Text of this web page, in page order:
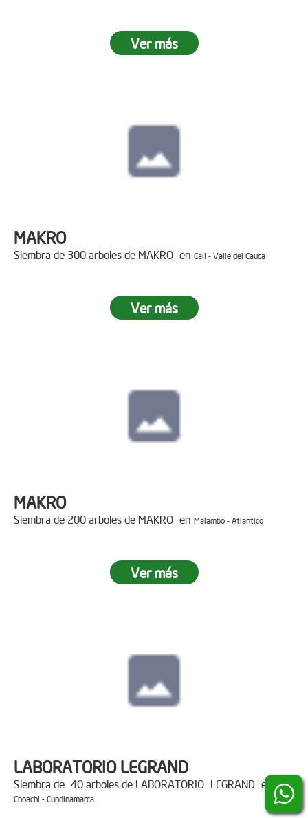
Ver más
MAKRO
Siembra de 300 arboles de MAKRO en Cali - Valle del Cauca
Ver más
MAKRO
Siembra de 200 arboles de MAKRO en Malambo - Atlantico
Ver más
LABORATORIO LEGRAND
Siembra de 40 arboles de LABORATORIO LEGRAND en
Choachi - Cundinamarca